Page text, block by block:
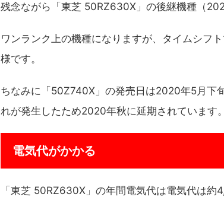
残念ながら「東芝 50RZ630X」の後継機種（
ワンランク上の機種になりますが、タイムシフ
様です。
ちなみに「50Z740X」の発売日は2020年5月下
れが発生したため2020年秋に延期されています。
電気代がかかる
「東芝 50RZ630X」の年間電気代は電気代は約